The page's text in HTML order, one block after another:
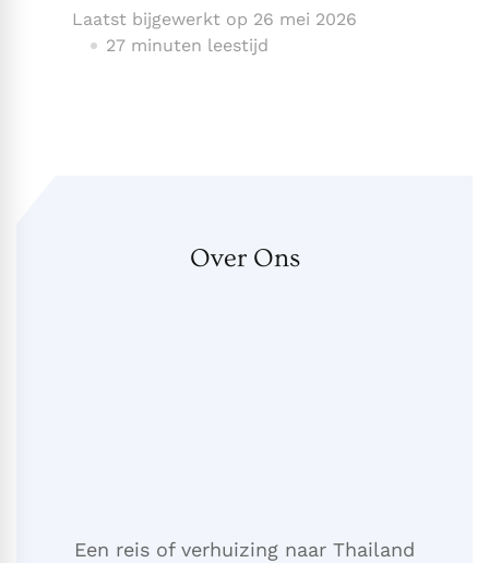
Laatst bijgewerkt op 26 mei 2026
27 minuten leestijd
Over Ons
Een reis of verhuizing naar Thailand